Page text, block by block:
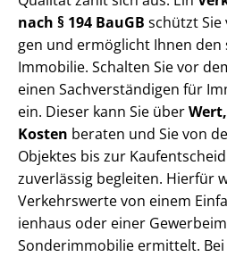
nach § 194 BauGB schützt
gen und ermöglicht Ihnen
Immobilie. Schalten Sie vor
einen Sach­ver­stän­di­gen für
ein. Dieser kann Sie über
Kosten beraten und Sie von
Objektes bis zur
zuverlässig begleiten. Hierfür
Verkehrswerte von einem
i­en­haus oder einer
Sonderimmobilie ermittelt.